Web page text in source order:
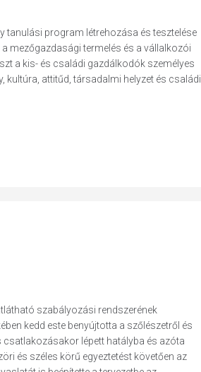
tanulási program létrehozása és tesztelése
mezőgazdasági termelés és a vállalkozói
a kis- és családi gazdálkodók személyes
attitűd, társadalmi helyzet és családi
szabályozási rendszerének
kedd este benyújtotta a szőlészetről és
lépett hatályba és azóta
és széles körű egyeztetést követően az